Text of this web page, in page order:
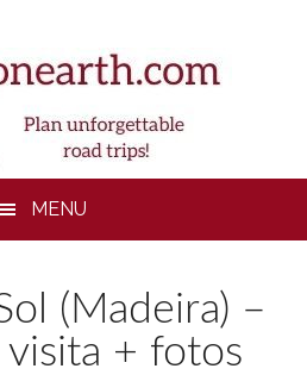
MENU
(Madeira) –
visita + fotos